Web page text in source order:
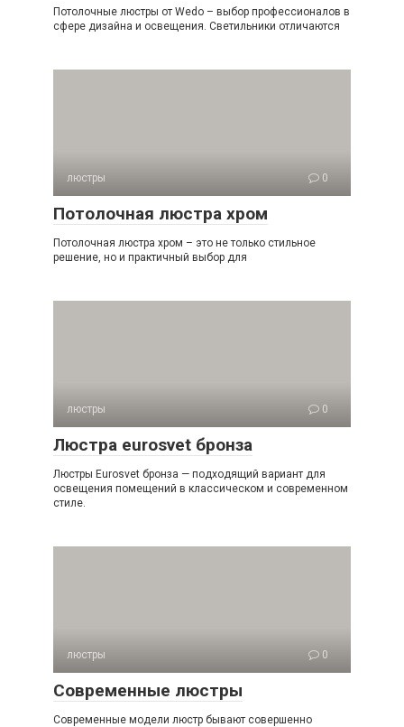
Потолочные люстры от Wedo – выбор профессионалов в
сфере дизайна и освещения. Светильники отличаются
люстры 0
Потолочная люстра хром
Потолочная люстра хром – это не только стильное
решение, но и практичный выбор для
люстры 0
Люстра eurosvet бронза
Люстры Eurosvet бронза — подходящий вариант для
освещения помещений в классическом и современном
стиле.
люстры 0
Современные люстры
Современные модели люстр бывают совершенно